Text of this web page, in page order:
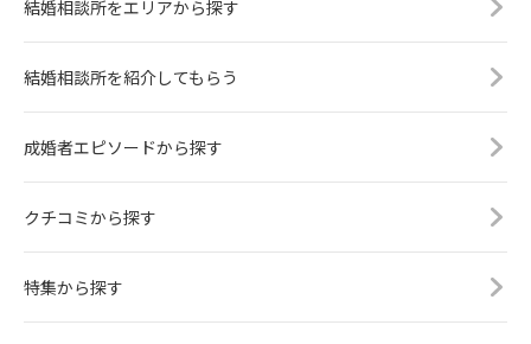
結婚相談所をエリアから探す
結婚相談所を紹介してもらう
成婚者エピソードから探す
クチコミから探す
特集から探す